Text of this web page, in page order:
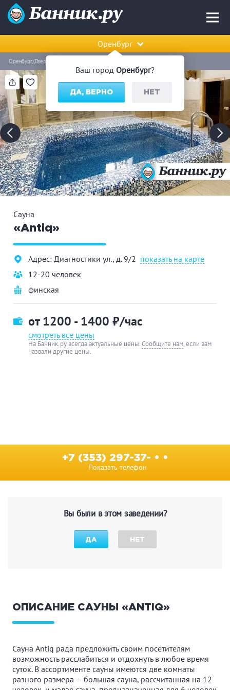
Ваш город Оренбург?
ДА, ВЕРНО НЕТ
Оренбург
Оренбург Дзержинский район
Сауна
«Antiq»
Адрес: Диагностики ул., д. 9/2 показать на карте
12-20 человек
финская
от 1200 - 1400 ₽/час
смотреть все цены
На Банник.ру всегда актуальные цены.Сообщите нам, если вам
назвали другие цены.
+7 (353) 297-37- • •
Показать телефон
ОПИСАНИЕ САУНЫ «ANTIQ»
Сауна Antiq рада предложить своим посетителям
возможность расслабиться и отдохнуть в любое время
суток. В ассортименте сауны имеются две комнаты
разного размера — большая сауна, рассчитанная на 12
Вы были в этом заведении?
ДА НЕТ